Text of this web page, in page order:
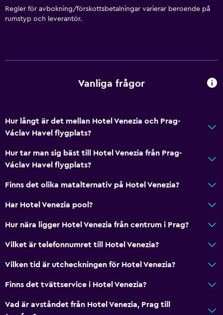
Regler för avbokning/förskottsbetalningar varierar beroende på
rumstyp och leverantör.
Vanliga frågor
Hur långt är det mellan Hotel Venezia och Prag-
Václav Havel flygplats?
Hur tar man sig bäst till Hotel Venezia från Prag-
Václav Havel flygplats?
Finns det olika matalternativ på Hotel Venezia?
Har Hotel Venezia pool?
Hur nära ligger Hotel Venezia från centrum i Prag?
Vilket är telefonnumret till Hotel Venezia?
Vilken tid är utcheckningen för Hotel Venezia?
Finns det tvättservice i Hotel Venezia?
Vad är avståndet från Hotel Venezia, Prag till